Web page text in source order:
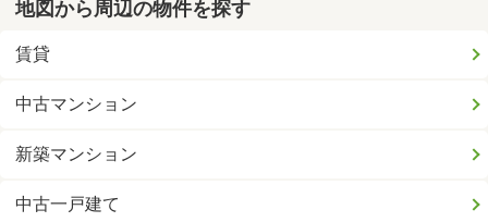
地図から周辺の物件を探す
賃貸
中古マンション
新築マンション
中古一戸建て